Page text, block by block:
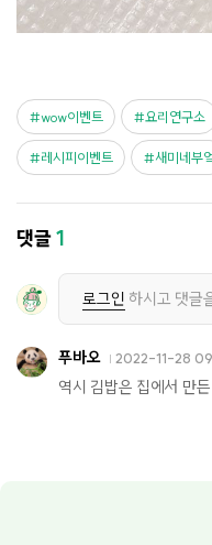
wow이벤트 요리연구소
레시피이벤트 새미네부
댓글1
로그인 하시고 댓글
푸바오 2022-11-28
역시 김밥은 집에서 만